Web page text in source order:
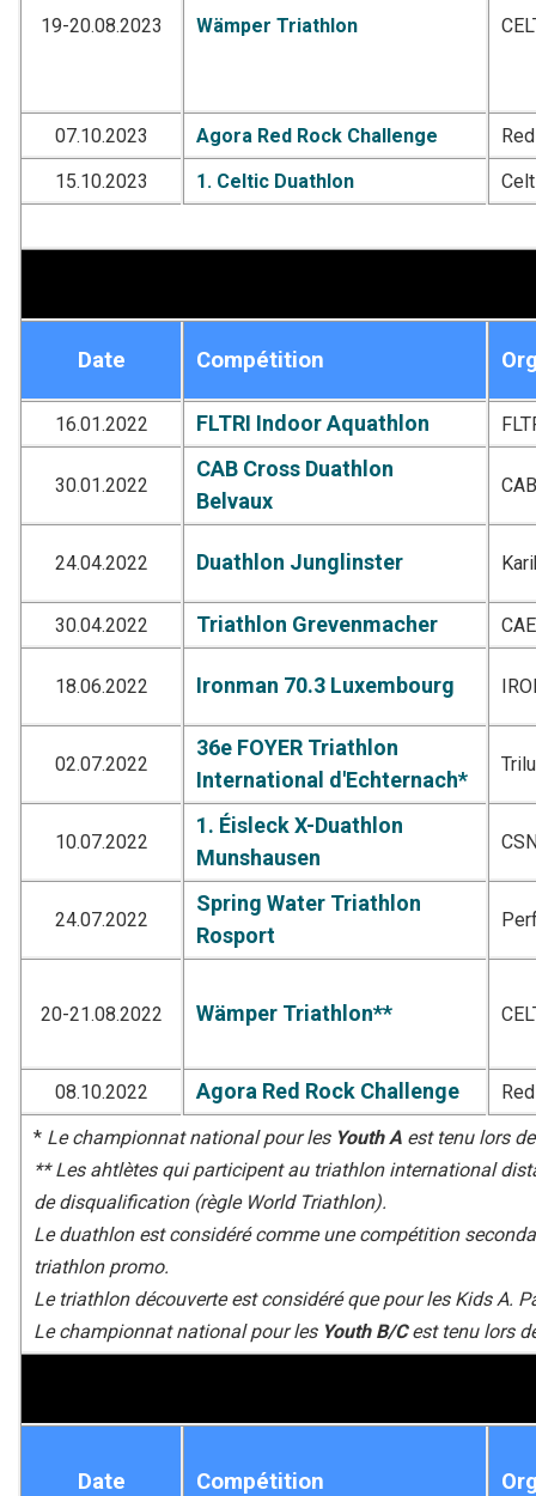
19-20.08.2023 Wämper Triathlon
07.10.2023 Agora Red Rock Challenge
15.10.2023
1. Celtic Duathlon
Date Compétition
16.01.2022 FLTRI Indoor Aquathlon
30.01.2022
CAB Cross Duathlon
Belvaux
CAB
24.04.2022 Duathlon Junglinster
30.04.2022 Triathlon Grevenmacher
18.06.2022 Ironman 70.3 Luxembourg
02.07.2022
36e FOYER Triathlon
International d'Echternach*
10.07.2022
1. Éisleck X-Duathlon
Munshausen
24.07.2022
Spring Water Triathlon
Rosport
20-21.08.2022 Wämper Triathlon**
08.10.2022 Agora Red Rock Challenge
* Le championnat national pour les Youth A est tenu lors
** Les ahtlètes qui participent au triathlon international
de disqualification (règle World Triathlon).
Le duathlon est considéré comme une compétition
triathlon promo.
Le triathlon découverte est considéré que pour les Kids A.
Le championnat national pour les Youth B/Cest tenu lors
Date Compétition